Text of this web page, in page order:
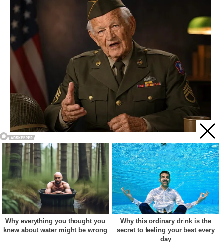
Acest site web folosește cookie-uri pentru a vă îmbunătăți
experiența. Vom presupune că sunteți de acord cu asta dacă
vă continuați navigarea.
Cookie settings ACCEPT